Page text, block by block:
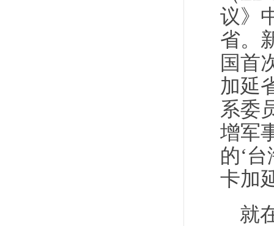
议》
省。
国首
加延
系委
增军
的‘
卡加
就